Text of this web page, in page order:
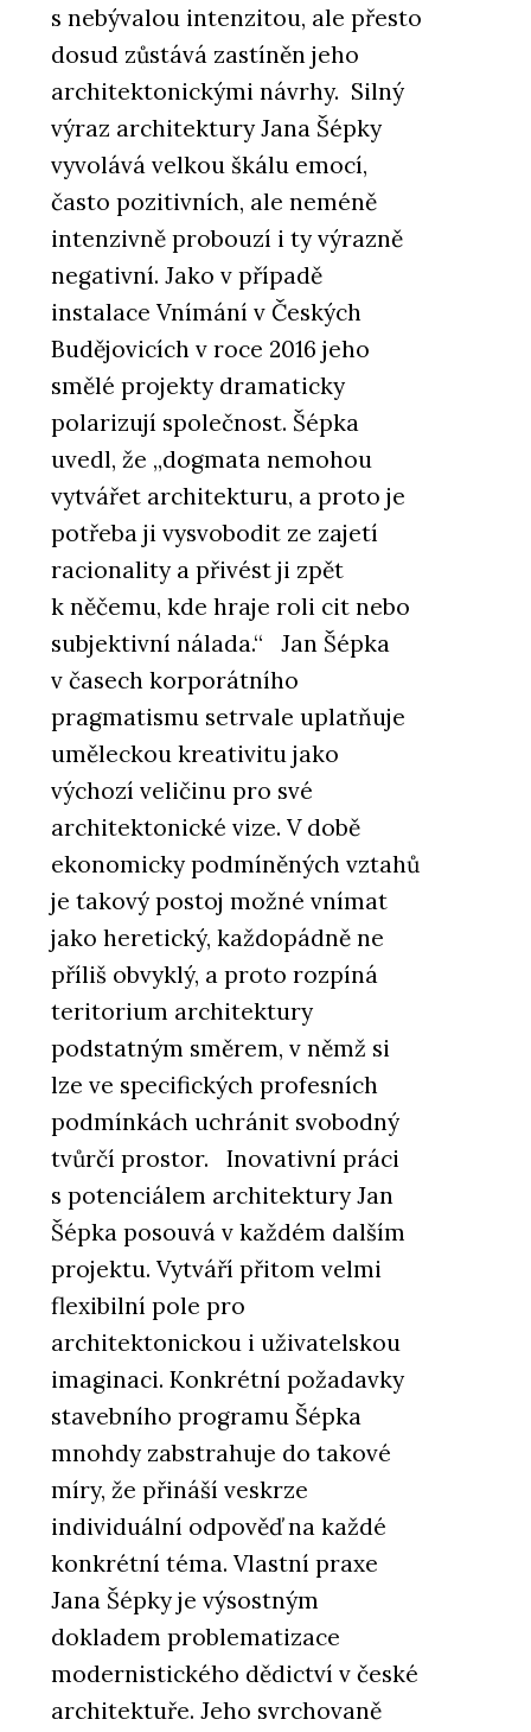
s nebývalou intenzitou, ale přesto
dosud zůstává zastíněn jeho
architektonickými návrhy. Silný
výraz architektury Jana Šépky
vyvolává velkou škálu emocí,
často pozitivních, ale neméně
intenzivně probouzí i ty výrazně
negativní. Jako v případě
instalace Vnímání v Českých
Budějovicích v roce 2016 jeho
smělé projekty dramaticky
polarizují společnost. Šépka
uvedl, že „dogmata nemohou
vytvářet architekturu, a proto je
potřeba ji vysvobodit ze zajetí
racionality a přivést ji zpět
k něčemu, kde hraje roli cit nebo
subjektivní nálada.“ Jan Šépka
v časech korporátního
pragmatismu setrvale uplatňuje
uměleckou kreativitu jako
výchozí veličinu pro své
architektonické vize. V době
ekonomicky podmíněných vztahů
je takový postoj možné vnímat
jako heretický, každopádně ne
příliš obvyklý, a proto rozpíná
teritorium architektury
podstatným směrem, v němž si
lze ve specifických profesních
podmínkách uchránit svobodný
tvůrčí prostor. Inovativní práci
s potenciálem architektury Jan
Šépka posouvá v každém dalším
projektu. Vytváří přitom velmi
flexibilní pole pro
architektonickou i uživatelskou
imaginaci. Konkrétní požadavky
stavebního programu Šépka
mnohdy zabstrahuje do takové
míry, že přináší veskrze
individuální odpověď na každé
konkrétní téma. Vlastní praxe
Jana Šépky je výsostným
dokladem problematizace
modernistického dědictví v české
architektuře. Jeho svrchovaně